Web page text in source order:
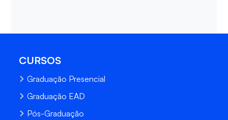
CURSOS
Graduação Presencial
Graduação EAD
Pós-Graduação